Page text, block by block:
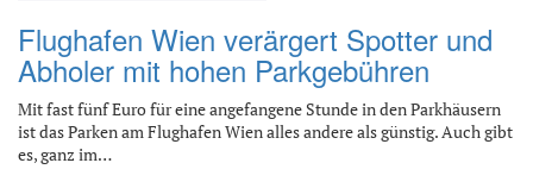
Flughafen Wien verärgert Spotter und
Abholer mit hohen Parkgebühren
Mit fast fünf Euro für eine angefangene Stunde in den Parkhäusern
ist das Parken am Flughafen Wien alles andere als günstig. Auch gibt
es, ganz im…